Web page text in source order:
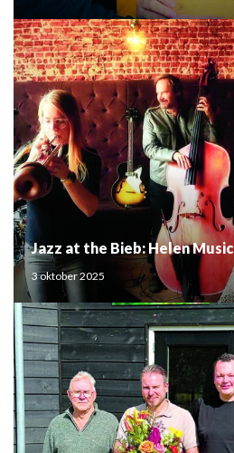
Jazz at the Bieb: Helen Music
3 oktober 2025